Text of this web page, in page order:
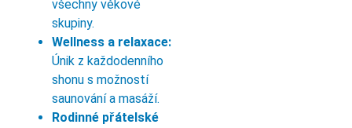
všechny věkové
skupiny.
Wellness a relaxace:
Únik z každodenního
shonu s možností
saunování a masáží.
Rodinné přátelské